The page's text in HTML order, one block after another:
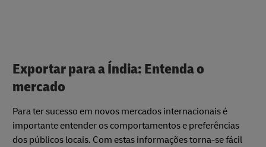
Exportar para a Índia: Entenda o
mercado
Para ter sucesso em novos mercados internacionais é
importante entender os comportamentos e preferências
dos públicos locais. Com estas informações torna-se fácil